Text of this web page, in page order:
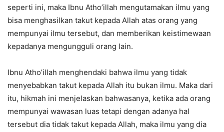
seperti ini, maka Ibnu Atho’illah mengutamakan ilmu yang
bisa menghasilkan takut kepada Allah atas orang yang
mempunyai ilmu tersebut, dan memberikan keistimewaan
kepadanya mengungguli orang lain.
Ibnu Atho’illah menghendaki bahwa ilmu yang tidak
menyebabkan takut kepada Allah itu bukan ilmu. Maka dari
itu, hikmah ini menjelaskan bahwasanya, ketika ada orang
mempunyai wawasan luas tetapi dengan adanya hal
tersebut dia tidak takut kepada Allah, maka ilmu yang dia